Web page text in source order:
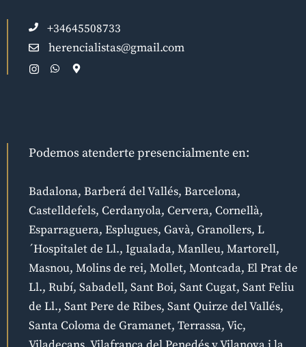
+34645508733
herencialistas@gmail.com
Podemos atenderte presencialmente en:
Badalona, Barberá del Vallés, Barcelona,
Castelldefels, Cerdanyola, Cervera, Cornellà,
Esparraguera, Esplugues, Gavà, Granollers, L
´Hospitalet de Ll., Igualada, Manlleu, Martorell,
Masnou, Molins de rei, Mollet, Montcada, El Prat de
Ll., Rubí, Sabadell, Sant Boi, Sant Cugat, Sant Feliu
de Ll., Sant Pere de Ribes, Sant Quirze del Vallés,
Santa Coloma de Gramanet, Terrassa, Vic,